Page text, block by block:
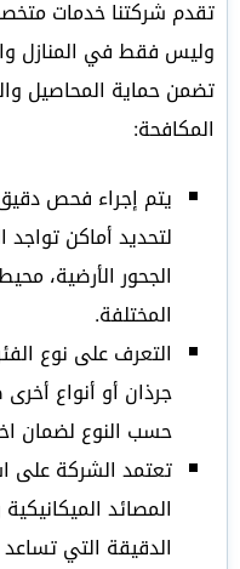
تقدم شركتنا خدمات
وليس فقط في المنازل
تضمن حماية المحاصيل
المكافحة:
يتم إجراء فحص
لتحديد أماكن تواجد
الجحور الأرضية،
المختلفة.
التعرف على نوع
جرذان أو أنواع
حسب النوع لضمان
تعتمد الشركة على
المصائد
الدقيقة التي